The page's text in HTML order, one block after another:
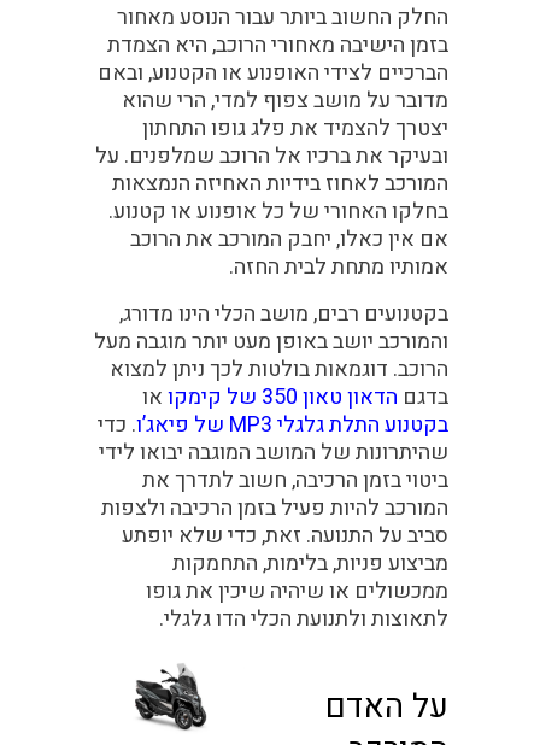
החלק החשוב ביותר עבור הנוסע מאחור
בזמן הישיבה מאחורי הרוכב, היא הצמדת
הברכיים לצידי האופנוע או הקטנוע, ובאם
מדובר על מושב צפוף למדי, הרי שהוא
יצטרך להצמיד את פלג גופו התחתון
ובעיקר את ברכיו אל הרוכב שמלפנים. על
המורכב לאחוז בידיות האחיזה הנמצאות
בחלקו האחורי של כל אופנוע או קטנוע.
אם אין כאלו, יחבק המורכב את הרוכב
אמותיו מתחת לבית החזה.
בקטנועים רבים, מושב הכלי הינו מדורג,
והמורכב יושב באופן מעט יותר מוגבה מעל
הרוכב. דוגמאות בולטות לכך ניתן למצוא
בדגם הדאון טאון 350 של קימקו
או
בקטנוע התלת גלגלי MP3 של פיאג’ו
. כדי
שהיתרונות של המושב המוגבה יבואו לידי
ביטוי בזמן הרכיבה, חשוב לתדרך את
המורכב להיות פעיל בזמן הרכיבה ולצפות
סביב על התנועה. זאת, כדי שלא יופתע
מביצוע פניות, בלימות, התחמקות
ממכשולים או שיהיה שיכין את גופו
לתאוצות ולתנועת הכלי הדו גלגלי.
על האדם